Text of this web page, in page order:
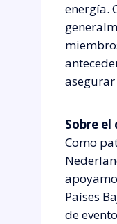
energía.
Sobre el
Como
Países
de